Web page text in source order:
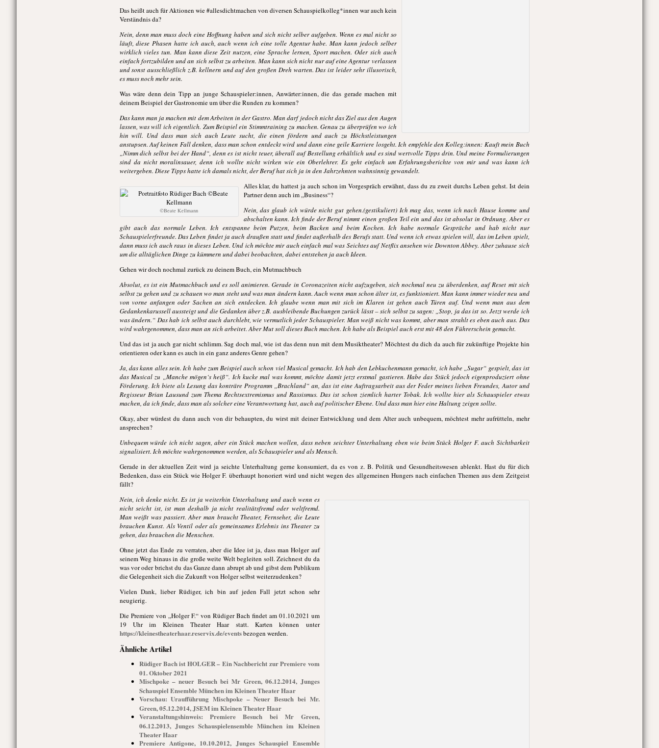
Das heißt auch für Aktionen wie #allesdichtmachen von diversen Schauspielkolleg*innen war auch kein
Verständnis da?
Nein, denn man muss doch eine Hoffnung haben und sich nicht selber aufgeben. Wenn es mal nicht so
läuft, diese Phasen hatte ich auch, auch wenn ich eine tolle Agentur habe. Man kann jedoch selber
wirklich vieles tun. Man kann diese Zeit nutzen, eine Sprache lernen, Sport machen. Oder sich auch
einfach fortzubilden und an sich selbst zu arbeiten. Man kann sich nicht nur auf eine Agentur verlassen
und sonst ausschließlich z.B. kellnern und auf den großen Dreh warten. Das ist leider sehr illusorisch,
es muss noch mehr sein.
Was wäre denn dein Tipp an junge Schauspieler:innen, Anwärter:innen, die das gerade machen mit
deinem Beispiel der Gastronomie um über die Runden zu kommen?
Das kann man ja machen mit dem Arbeiten in der Gastro. Man darf jedoch nicht das Ziel aus den Augen
lassen, was will ich eigentlich. Zum Beispiel ein Stimmtraining zu machen. Genau zu überprüfen wo ich
hin will. Und dass man sich auch Leute sucht, die einen fördern und auch zu Höchstleistungen
anstupsen. Auf keinen Fall denken, dass man schon entdeckt wird und dann eine geile Karriere losgeht. Ich empfehle den Kolleg:innen: Kauft mein Buch
„Nimm dich selbst bei der Hand“, denn es ist nicht teuer, überall auf Bestellung erhältlich und es sind wertvolle Tipps drin. Und meine Formulierungen
sind da nicht moralinsauer, denn ich wollte nicht wirken wie ein Oberlehrer. Es geht einfach um Erfahrungsberichte von mir und was kann ich
weitergeben. Diese Tipps hatte ich damals nicht, der Beruf hat sich ja in den Jahrzehnten wahnsinnig gewandelt.
©️Beate Kellmann
Alles klar, du hattest ja auch schon im Vorgespräch erwähnt, dass du zu zweit durchs Leben gehst. Ist dein
Partner denn auch im „Business“?
Nein, das glaub ich würde nicht gut gehen.(gestikuliert) Ich mag das, wenn ich nach Hause komme und
abschalten kann. Ich finde der Beruf nimmt einen großen Teil ein und das ist absolut in Ordnung. Aber es
gibt auch das normale Leben. Ich entspanne beim Putzen, beim Backen und beim Kochen. Ich habe normale Gespräche und hab nicht nur
Schauspielerfreunde. Das Leben findet ja auch draußen statt und findet außerhalb des Berufs statt. Und wenn ich etwas spielen will, das im Leben spielt,
dann muss ich auch raus in dieses Leben. Und ich möchte mir auch einfach mal was Seichtes auf Netflix ansehen wie Downton Abbey. Aber zuhause sich
um die alltäglichen Dinge zu kümmern und dabei beobachten, dabei entstehen ja auch Ideen.
Gehen wir doch nochmal zurück zu deinem Buch, ein Mutmachbuch
Absolut, es ist ein Mutmachbuch und es soll animieren. Gerade in Coronazeiten nicht aufzugeben, sich nochmal neu zu überdenken, auf Reset mit sich
selbst zu gehen und zu schauen wo man steht und was man ändern kann. Auch wenn man schon älter ist, es funktioniert. Man kann immer wieder neu und
von vorne anfangen oder Sachen an sich entdecken. Ich glaube wenn man mit sich im Klaren ist gehen auch Türen auf. Und wenn man aus dem
Gedankenkarussell aussteigt und die Gedanken über z.B. ausbleibende Buchungen zurück lässt – sich selbst zu sagen: „Stop, ja das ist so. Jetzt werde ich
was ändern.“ Das hab ich selbst auch durchlebt, wie vermutlich jeder Schauspieler. Man weiß nicht was kommt, aber man strahlt es eben auch aus. Das
wird wahrgenommen, dass man an sich arbeitet. Aber Mut soll dieses Buch machen. Ich habe als Beispiel auch erst mit 48 den Führerschein gemacht.
Und das ist ja auch gar nicht schlimm. Sag doch mal, wie ist das denn nun mit dem Musiktheater? Möchtest du dich da auch für zukünftige Projekte hin
orientieren oder kann es auch in ein ganz anderes Genre gehen?
Ja, das kann alles sein. Ich habe zum Beispiel auch schon viel Musical gemacht. Ich hab den Lebkuchenmann gemacht, ich habe „Sugar“ gespielt, das ist
das Musical zu „Manche mögen‘s heiß“. Ich kucke mal was kommt, möchte damit jetzt erstmal gastieren. Habe das Stück jedoch eigenproduziert ohne
Förderung. Ich biete als Lesung das konträre Programm „Brachland“ an, das ist eine Auftragsarbeit aus der Feder meines lieben Freundes, Autor und
Regisseur Brian Lausund zum Thema Rechtsextremismus und Rassismus. Das ist schon ziemlich harter Tobak. Ich wollte hier als Schauspieler etwas
machen, da ich finde, dass man als solcher eine Verantwortung hat, auch auf politischer Ebene. Und dass man hier eine Haltung zeigen sollte.
Okay, aber würdest du dann auch von dir behaupten, du wirst mit deiner Entwicklung und dem Alter auch unbequem, möchtest mehr aufrütteln, mehr
ansprechen?
Unbequem würde ich nicht sagen, aber ein Stück machen wollen, dass neben seichter Unterhaltung eben wie beim Stück Holger F. auch Sichtbarkeit
signalisiert. Ich möchte wahrgenommen werden, als Schauspieler und als Mensch.
Gerade in der aktuellen Zeit wird ja seichte Unterhaltung gerne konsumiert, da es von z. B. Politik und Gesundheitswesen ablenkt. Hast du für dich
Bedenken, dass ein Stück wie Holger F. überhaupt honoriert wird und nicht wegen des allgemeinen Hungers nach einfachen Themen aus dem Zeitgeist
fällt?
Nein, ich denke nicht. Es ist ja weiterhin Unterhaltung und auch wenn es
nicht seicht ist, ist man deshalb ja nicht realitätsfremd oder weltfremd.
Man weißt was passiert. Aber man braucht Theater, Fernseher, die Leute
brauchen Kunst. Als Ventil oder als gemeinsames Erlebnis ins Theater zu
gehen, das brauchen die Menschen.
Ohne jetzt das Ende zu verraten, aber die Idee ist ja, dass man Holger auf
seinem Weg hinaus in die große weite Welt begleiten soll. Zeichnest du da
was vor oder brichst du das Ganze dann abrupt ab und gibst dem Publikum
die Gelegenheit sich die Zukunft von Holger selbst weiterzudenken?
Vielen Dank, lieber Rüdiger, ich bin auf jeden Fall jetzt schon sehr
neugierig.
Die Premiere von „Holger F.“ von Rüdiger Bach findet am 01.10.2021 um
19 Uhr im Kleinen Theater Haar statt. Karten können unter
https://kleinestheaterhaar.reservix.de/eventsbezogen werden.
Ähnliche Artikel
Rüdiger Bach ist HOLGER – Ein Nachbericht zur Premiere vom
01. Oktober 2021
Mischpoke – neuer Besuch bei Mr Green, 06.12.2014, Junges
Schauspiel Ensemble München im Kleinen Theater Haar
Vorschau: Uraufführung Mischpoke – Neuer Besuch bei Mr.
Green, 05.12.2014, JSEM im Kleinen Theater Haar
Veranstaltungshinweis: Premiere Besuch bei Mr Green,
06.12.2013, Junges Schauspielensemble München im Kleinen
Theater Haar
Premiere Antigone, 10.10.2012, Junges Schauspiel Ensemble